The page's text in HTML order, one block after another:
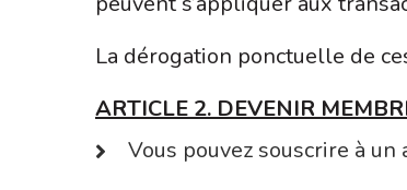
La dérogation ponctuelle de
ARTICLE 2. DEVENIR
Vous pouvez souscrire à